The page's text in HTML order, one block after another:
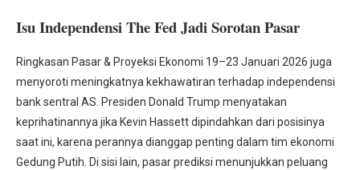
Isu Independensi The Fed Jadi Sorotan Pasar
Ringkasan Pasar & Proyeksi Ekonomi 19–23 Januari 2026 juga
menyoroti meningkatnya kekhawatiran terhadap independensi
bank sentral AS. Presiden Donald Trump menyatakan
keprihatinannya jika Kevin Hassett dipindahkan dari posisinya
saat ini, karena perannya dianggap penting dalam tim ekonomi
Gedung Putih. Di sisi lain, pasar prediksi menunjukkan peluang